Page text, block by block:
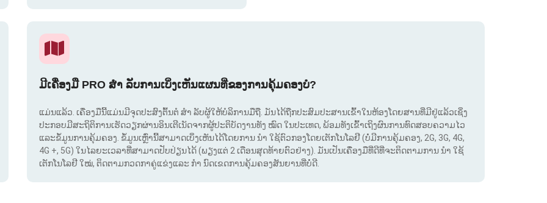
ມີເຄື່ອງມື PRO ສຳ ລັບການເບິ່ງເຫັນແຜນທີ່ຂອງການຄຸ້ມຄອງບໍ?
ແມ່ນແລ້ວ. ເຄື່ອງມືນີ້ແມ່ນມີຈຸດປະສົງຕົ້ນຕໍ ສຳ ລັບຜູ້ໃຫ້ບໍລິການມືຖື. ມັນໄດ້ຖືກປະສົມປະສານເຂົ້າໃນຫ້ອງໂດຍສານທີ່ມີຢູ່ແລ້ວເຊິ່ງ
ປະກອບມີສະຖິຕິການເຮັດວຽກຜ່ານອິນເຕີເນັດຈາກຜູ້ປະຕິບັດງານທັງ ໝົດ ໃນປະເທດ, ພ້ອມທັງເຂົ້າເຖິງຜົນການທົດສອບຄວາມໄວ
ແລະຂໍ້ມູນການຄຸ້ມຄອງ. ຂໍ້ມູນເຫຼົ່ານີ້ສາມາດເບິ່ງເຫັນໄດ້ໂດຍການ ນຳ ໃຊ້ຕົວກອງໂດຍເຕັກໂນໂລຢີ (ບໍ່ມີການຄຸ້ມຄອງ, 2G, 3G, 4G,
4G +, 5G) ໃນໄລຍະເວລາທີ່ສາມາດປັບປ່ຽນໄດ້ (ພຽງແຕ່ 2 ເດືອນສຸດທ້າຍຕົວຢ່າງ). ມັນເປັນເຄື່ອງມືທີ່ດີທີ່ຈະຕິດຕາມການ ນຳ ໃຊ້
ເຕັກໂນໂລຢີ ໃໝ່, ຕິດຕາມກວດກາຄູ່ແຂ່ງແລະ ກຳ ນົດເຂດການຄຸ້ມຄອງສັນຍານທີ່ບໍ່ດີ.